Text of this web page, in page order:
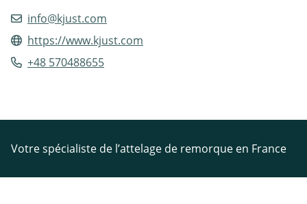
info@kjust.com
https://www.kjust.com
+48 570488655
Votre spécialiste de l’attelage de remorque en France